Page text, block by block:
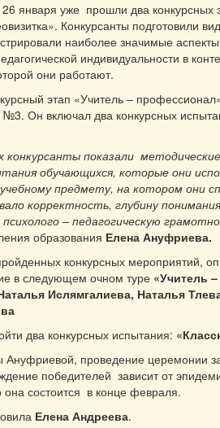
января уже прошли два
Конкурсанты подготовили
наиболее значимые
индивидуальности в
они работают.
этап «Учитель –
№3. Он включал два конкурсных
показали
обучающихся, которые они
учебному предмету, на котором они
корректность, глубину
– педагогическую
образования Елена Ануфриева.
конкурсных мероприятий,
в следующем очном туре «Учитель
Ислямгалиева, Наталья
два конкурсных испытания:
проведение церемонии
победителей зависит от
она состоится в конце февраля.
Елена Андреева.